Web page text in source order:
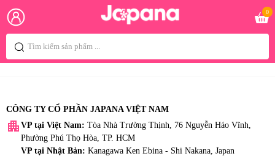
0
CÔNG TY CỔ PHẦN JAPANA VIỆT NAM
apartment VP tại Việt Nam: Tòa Nhà Trường Thịnh, 76 Nguyễn Háo Vĩnh,
Phường Phú Thọ Hòa, TP. HCM
VP tại Nhật Bản: Kanagawa Ken Ebina - Shi Nakana, Japan